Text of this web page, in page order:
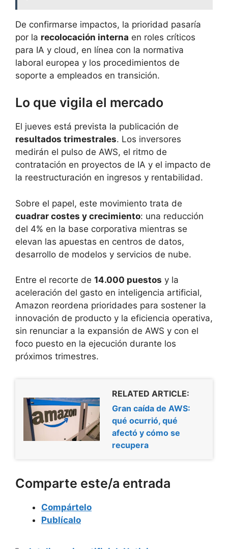
De confirmarse impactos, la prioridad pasaría
por la recolocación interna en roles críticos
para IA y cloud, en línea con la normativa
laboral europea y los procedimientos de
soporte a empleados en transición.
Lo que vigila el mercado
El jueves está prevista la publicación de
resultados trimestrales. Los inversores
medirán el pulso de AWS, el ritmo de
contratación en proyectos de IA y el impacto de
la reestructuración en ingresos y rentabilidad.
Sobre el papel, este movimiento trata de
cuadrar costes y crecimiento: una reducción
del 4% en la base corporativa mientras se
elevan las apuestas en centros de datos,
desarrollo de modelos y servicios de nube.
Entre el recorte de 14.000 puestos y la
aceleración del gasto en inteligencia artificial,
Amazon reordena prioridades para sostener la
innovación de producto y la eficiencia operativa,
sin renunciar a la expansión de AWS y con el
foco puesto en la ejecución durante los
próximos trimestres.
RELATED ARTICLE:
Gran caída de AWS:
qué ocurrió, qué
afectó y cómo se
recupera
Comparte este/a entrada
Compártelo
Publícalo